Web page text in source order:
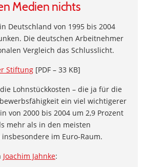
Medien nichts
Deutschland von 1995 bis 2004
Die deutschen Arbeitnehmer
Vergleich das Schlusslicht.
Stiftung [PDF – 33 KB]
Lohnstückkosten – die ja für die
ein viel wichtigerer
von 2000 bis 2004 um 2,9 Prozent
mehr als in den meisten
im Euro-Raum.
Joachim Jahnke: